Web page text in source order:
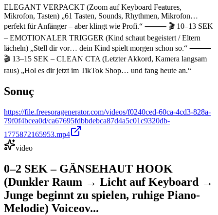
ELEGANT VERPACKT (Zoom auf Keyboard Features,
Mikrofon, Tasten) „61 Tasten, Sounds, Rhythmen, Mikrofon…
perfekt für Anfänger – aber klingt wie Profi.“ ⸻ 🎬 10–13 SEK
– EMOTIONALER TRIGGER (Kind schaut begeistert / Eltern
lächeln) „Stell dir vor… dein Kind spielt morgen schon so.“ ⸻
🎬 13–15 SEK – CLEAN CTA (Letzter Akkord, Kamera langsam
raus) „Hol es dir jetzt im TikTok Shop… und fang heute an.“
Sonuç
https://file.freesoragenerator.com/videos/f0240ced-60ca-4cd3-828a-
79f0f4bcea0d/ca67695fdbbdebca87d4a5c01c9320db-
1775872165953.mp4
video
0–2 SEK – GÄNSEHAUT HOOK
(Dunkler Raum → Licht auf Keyboard →
Junge beginnt zu spielen, ruhige Piano-
Melodie) Voiceov...